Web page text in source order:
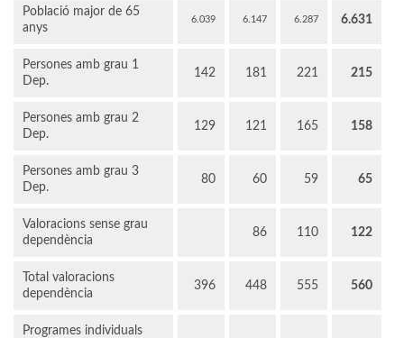
Població major de 65
anys
6.039 6.147 6.287 6.631
Persones amb grau 1
Dep.
142 181 221 215
Persones amb grau 2
Dep.
129 121 165 158
Persones amb grau 3
Dep.
80 60 59 65
Valoracions sense grau
dependència
86 110 122
Total valoracions
dependència
396 448 555 560
Programes individuals